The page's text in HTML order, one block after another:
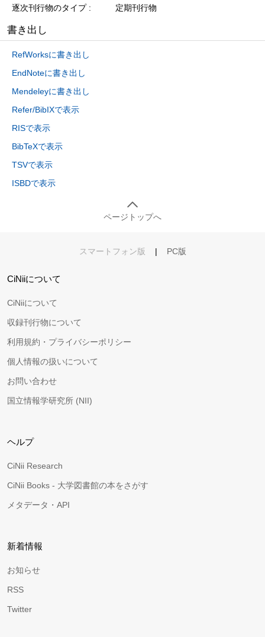
逐次刊行物のタイプ
定期刊行物
書き出し
RefWorksに書き出し
EndNoteに書き出し
Mendeleyに書き出し
Refer/BibIXで表示
RISで表示
BibTeXで表示
TSVで表示
ISBDで表示
ページトップへ
スマートフォン版 | PC版
CiNiiについて
CiNiiについて
収録刊行物について
利用規約・プライバシーポリシー
個人情報の扱いについて
お問い合わせ
国立情報学研究所 (NII)
ヘルプ
CiNii Research
CiNii Books - 大学図書館の本をさがす
メタデータ・API
新着情報
お知らせ
RSS
Twitter